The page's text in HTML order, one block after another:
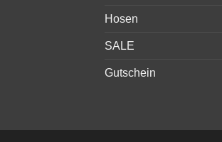
Hosen
SALE
Gutschein